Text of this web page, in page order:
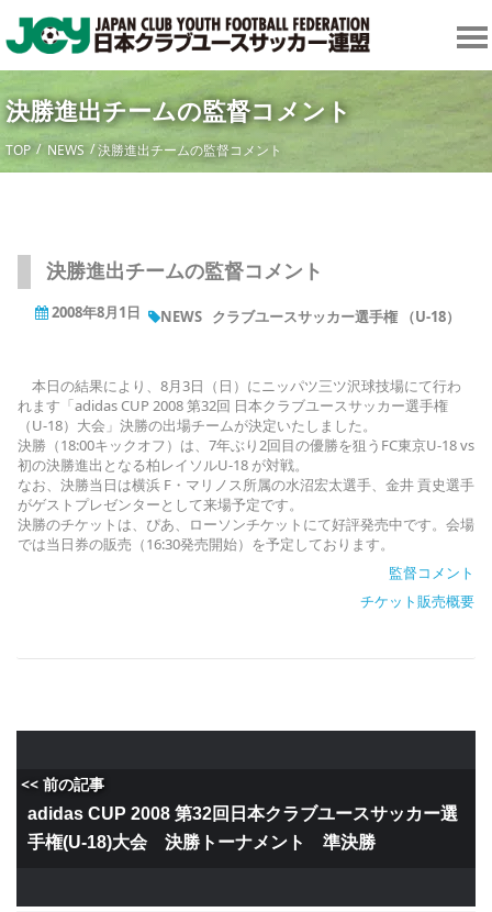
決勝進出チームの監督コメント
TOP NEWS 決勝進出チームの監督コメント
決勝進出チームの監督コメント
2008年8月1日 NEWS クラブユースサッカー選手権 （U-18）
本日の結果により、8月3日（日）にニッパツ三ツ沢球技場にて行わ
れます「adidas CUP 2008 第32回 日本クラブユースサッカー選手権
（U-18）大会」決勝の出場チームが決定いたしました。
決勝（18:00キックオフ）は、7年ぶり2回目の優勝を狙うFC東京U-18 vs
初の決勝進出となる柏レイソルU-18 が対戦。
なお、決勝当日は横浜 F・マリノス所属の水沼宏太選手、金井 貢史選手
がゲストプレゼンターとして来場予定です。
決勝のチケットは、ぴあ、ローソンチケットにて好評発売中です。会場
では当日券の販売（16:30発売開始）を予定しております。
監督コメント
チケット販売概要
<< 前の記事
adidas CUP 2008 第32回日本クラブユースサッカー選
手権(U-18)大会 決勝トーナメント 準決勝